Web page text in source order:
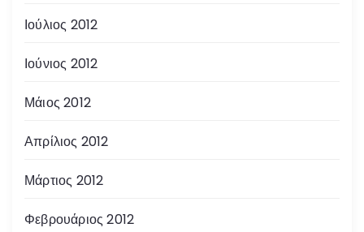
Ιούλιος 2012
Ιούνιος 2012
Μάιος 2012
Απρίλιος 2012
Μάρτιος 2012
Φεβρουάριος 2012